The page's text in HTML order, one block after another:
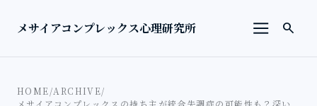
メサイアコンプレックス心理研究所
メニュー
検索を
search
HOME/ARCHIVE/
メサイアコンプレックスの持ち主が統合失調症の可能性も？深い